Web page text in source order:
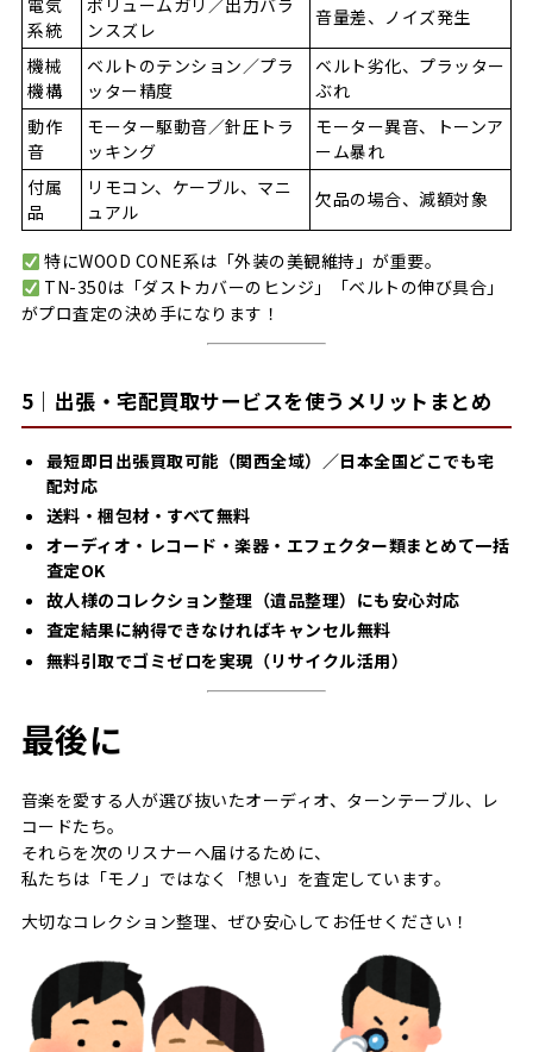
電気
系統
ボリュームガリ／出力バラ
ンスズレ
音量差、ノイズ発生
機械
機構
ベルトのテンション／プラ
ッター精度
ベルト劣化、プラッター
ぶれ
動作
音
モーター駆動音／針圧トラ
ッキング
モーター異音、トーンア
ーム暴れ
付属
品
リモコン、ケーブル、マニ
ュアル
欠品の場合、減額対象
特にWOOD CONE系は「外装の美観維持」が重要。
TN-350は「ダストカバーのヒンジ」「ベルトの伸び具合」
がプロ査定の決め手になります！
5｜出張・宅配買取サービスを使うメリットまとめ
最短即日出張買取可能（関西全域）／日本全国どこでも宅
配対応
送料・梱包材・すべて無料
オーディオ・レコード・楽器・エフェクター類まとめて一括
査定OK
故人様のコレクション整理（遺品整理）にも安心対応
査定結果に納得できなければキャンセル無料
無料引取でゴミゼロを実現（リサイクル活用）
最後に
音楽を愛する人が選び抜いたオーディオ、ターンテーブル、レ
コードたち。
それらを次のリスナーへ届けるために、
私たちは「モノ」ではなく「想い」を査定しています。
大切なコレクション整理、ぜひ安心してお任せください！